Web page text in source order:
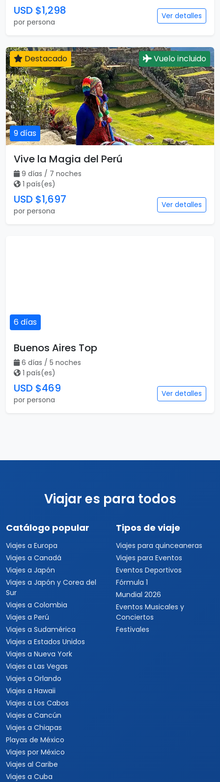
USD $1,298
por persona
Ver detalles
9 días
Destacado Vuelo incluido
Vive la Magia del Perú
9 días / 7 noches
1 país(es)
USD $1,697
por persona
Ver detalles
6 días
Buenos Aires Top
6 días / 5 noches
1 país(es)
USD $469
por persona
Ver detalles
Viajar es para todos
Catálogo popular
Viajes a Europa
Viajes a Canadá
Viajes a Japón
Viajes a Japón y Corea del
Sur
Viajes a Colombia
Viajes a Perú
Viajes a Sudamérica
Viajes a Estados Unidos
Viajes a Nueva York
Viajes a Las Vegas
Viajes a Orlando
Viajes a Hawaii
Viajes a Los Cabos
Viajes a Cancún
Viajes a Chiapas
Playas de México
Viajes por México
Viajes al Caribe
Viajes a Cuba
Tipos de viaje
Viajes para quinceaneras
Viajes para Eventos
Eventos Deportivos
Fórmula 1
Mundial 2026
Eventos Musicales y
Conciertos
Festivales